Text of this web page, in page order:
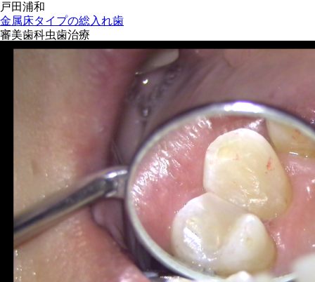
戸田浦和
金属床タイプの総入れ歯
審美歯科虫歯治療